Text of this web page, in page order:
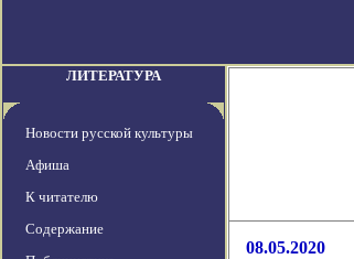
ЛИТЕРАТУРА
Новости русской культуры
Афиша
К читателю
Содержание
08.05.2020